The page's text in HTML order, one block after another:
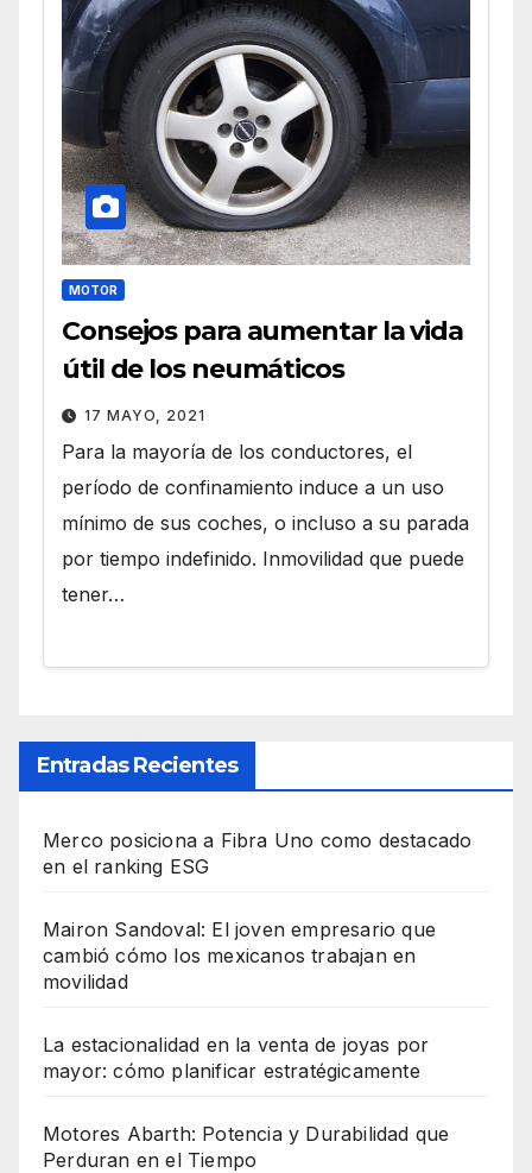
MOTOR
Consejos para aumentar la vida
útil de los neumáticos
17 MAYO, 2021
Para la mayoría de los conductores, el
período de confinamiento induce a un uso
mínimo de sus coches, o incluso a su parada
por tiempo indefinido. Inmovilidad que puede
tener…
Entradas Recientes
Merco posiciona a Fibra Uno como destacado
en el ranking ESG
Mairon Sandoval: El joven empresario que
cambió cómo los mexicanos trabajan en
movilidad
La estacionalidad en la venta de joyas por
mayor: cómo planificar estratégicamente
Motores Abarth: Potencia y Durabilidad que
Perduran en el Tiempo